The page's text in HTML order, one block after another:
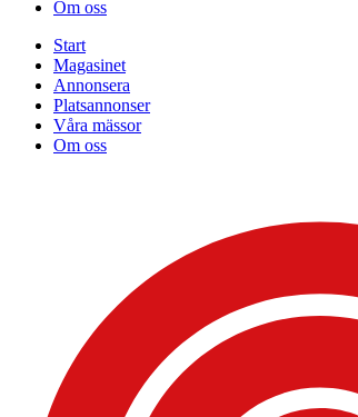
Om oss
Start
Magasinet
Annonsera
Platsannonser
Våra mässor
Om oss